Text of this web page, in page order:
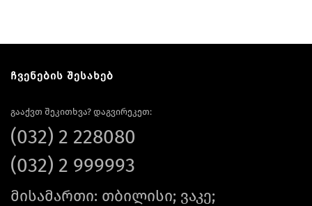
ჩვენების შესახებ
გააქვთ შეკითხვა? დაგვირეკეთ:
(032) 2 228080
(032) 2 999993
მისამართი: თბილისი; ვაკე;